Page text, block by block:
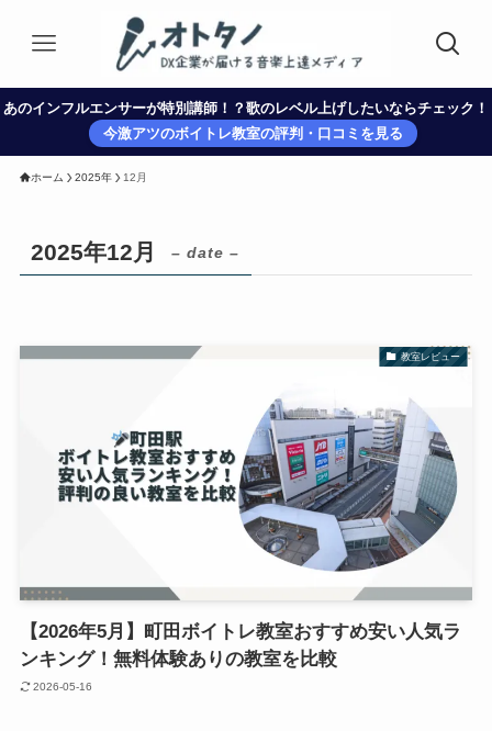
あのインフルエンサーが特別講師！？歌のレベル上げしたいならチェック！
今激アツのボイトレ教室の評判・口コミを見る
ホーム 2025年 12月
2025年12月 – date –
教室レビュー
【2026年5月】町田ボイトレ教室おすすめ安い人気ラ
ンキング！無料体験ありの教室を比較
2026-05-16